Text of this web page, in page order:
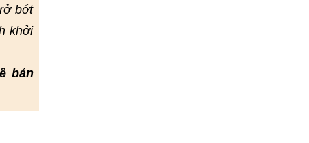
bớt
khởi
bản